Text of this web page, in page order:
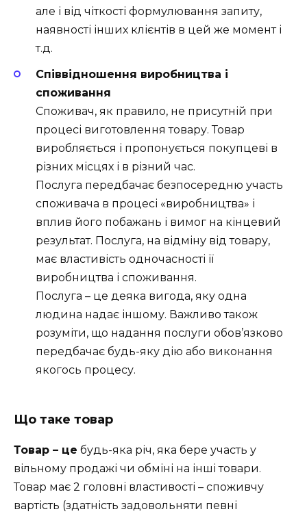
але і від чіткості формулювання запиту,
наявності інших клієнтів в цей же момент і
т.д.
Співвідношення виробництва і
споживання
Споживач, як правило, не присутній при
процесі виготовлення товару. Товар
виробляється і пропонується покупцеві в
різних місцях і в різний час.
Послуга передбачає безпосередню участь
споживача в процесі «виробництва» і
вплив його побажань і вимог на кінцевий
результат. Послуга, на відміну від товару,
має властивість одночасності її
виробництва і споживання.
Послуга – це деяка вигода, яку одна
людина надає іншому. Важливо також
розуміти, що надання послуги обов’язково
передбачає будь-яку дію або виконання
якогось процесу.
Що таке товар
Товар – це будь-яка річ, яка бере участь у
вільному продажі чи обміні на інші товари.
Товар має 2 головні властивості – споживчу
вартість (здатність задовольняти певні